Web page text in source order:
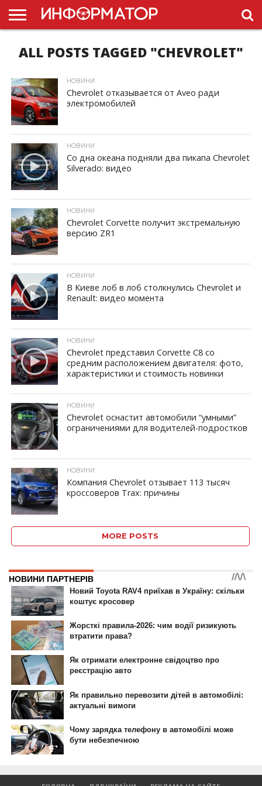
ГОЛОВНА
НОВИНИ
ПДР
УКРАЇНИ
РЕКЛАМА
ПРОЕКТЫ
ALL POSTS TAGGED "CHEVROLET"
ID, "post_views_count", true); if ( $post_views >= 1) { ?>
НОВИНИ
Chevrolet отказывается от Aveo ради
электромобилей
ID, "post_views_count", true); if ( $post_views >= 1) { ?>
НОВИНИ
Со дна океана подняли два пикапа Chevrolet
Silverado: видео
ID, "post_views_count", true); if ( $post_views >= 1) { ?>
НОВИНИ
Chevrolet Corvette получит экстремальную
версию ZR1
ID, "post_views_count", true); if ( $post_views >= 1) { ?>
НОВИНИ
В Киеве лоб в лоб столкнулись Chevrolet и
Renault: видео момента
ID, "post_views_count", true); if ( $post_views >= 1) { ?>
НОВИНИ
Chevrolet представил Corvette C8 со
средним расположением двигателя: фото,
характеристики и стоимость новинки
ID, "post_views_count", true); if ( $post_views >= 1) { ?>
НОВИНИ
Chevrolet оснастит автомобили “умными”
ограничениями для водителей-подростков
ID, "post_views_count", true); if ( $post_views >= 1) { ?>
НОВИНИ
Компания Chevrolet отзывает 113 тысяч
кроссоверов Trax: причины
MORE POSTS